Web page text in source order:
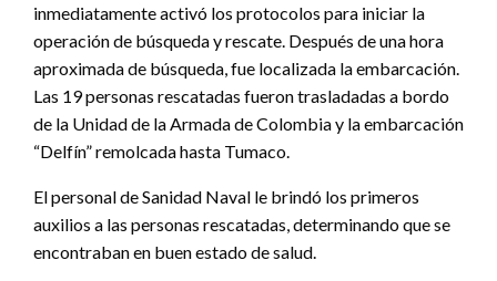
inmediatamente activó los protocolos para iniciar la
operación de búsqueda y rescate. Después de una hora
aproximada de búsqueda, fue localizada la embarcación.
Las 19 personas rescatadas fueron trasladadas a bordo
de la Unidad de la Armada de Colombia y la embarcación
“Delfín” remolcada hasta Tumaco.
El personal de Sanidad Naval le brindó los primeros
auxilios a las personas rescatadas, determinando que se
encontraban en buen estado de salud.